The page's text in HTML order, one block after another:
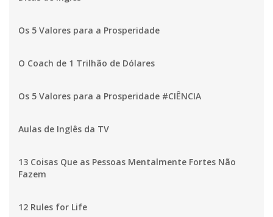
Os 5 Valores para a Prosperidade
O Coach de 1 Trilhão de Dólares
Os 5 Valores para a Prosperidade #CIÊNCIA
Aulas de Inglês da TV
13 Coisas Que as Pessoas Mentalmente Fortes Não
Fazem
12 Rules for Life